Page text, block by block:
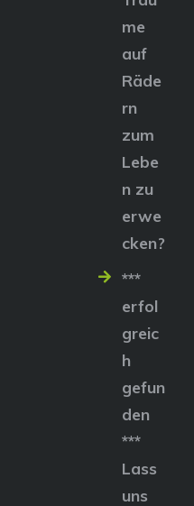
me
auf
Räde
rn
zum
Lebe
n zu
erwe
cken?
***
erfol
greic
h
gefun
den
***
Lass
uns